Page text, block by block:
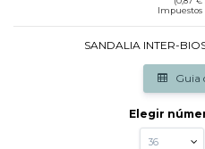
SANDALIA INTER-
Guia
Elegir